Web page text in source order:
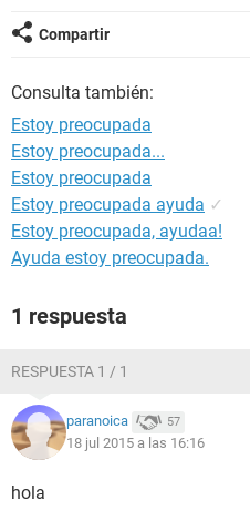
Compartir
Consulta también:
Estoy preocupada
Estoy preocupada...
Estoy preocupada
Estoy preocupada ayuda ✓
Estoy preocupada, ayudaa!
Ayuda estoy preocupada.
1 respuesta
RESPUESTA 1 / 1
paranoica 57
18 jul 2015 a las 16:16
hola